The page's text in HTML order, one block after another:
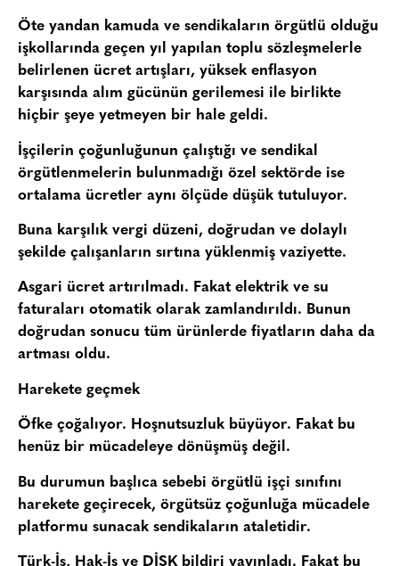
Öte yandan kamuda ve sendikaların örgütlü olduğu
işkollarında geçen yıl yapılan toplu sözleşmelerle
belirlenen ücret artışları, yüksek enflasyon
karşısında alım gücünün gerilemesi ile birlikte
hiçbir şeye yetmeyen bir hale geldi.
İşçilerin çoğunluğunun çalıştığı ve sendikal
örgütlenmelerin bulunmadığı özel sektörde ise
ortalama ücretler aynı ölçüde düşük tutuluyor.
Buna karşılık vergi düzeni, doğrudan ve dolaylı
şekilde çalışanların sırtına yüklenmiş vaziyette.
Asgari ücret artırılmadı. Fakat elektrik ve su
faturaları otomatik olarak zamlandırıldı. Bunun
doğrudan sonucu tüm ürünlerde fiyatların daha da
artması oldu.
Harekete geçmek
Öfke çoğalıyor. Hoşnutsuzluk büyüyor. Fakat bu
henüz bir mücadeleye dönüşmüş değil.
Bu durumun başlıca sebebi örgütlü işçi sınıfını
harekete geçirecek, örgütsüz çoğunluğa mücadele
platformu sunacak sendikaların ataletidir.
Türk-İş, Hak-İş ve DİSK bildiri yayınladı. Fakat bu